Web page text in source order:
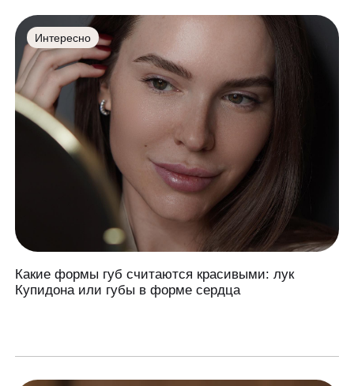
Интересно
Какие формы губ считаются красивыми: лук
Купидона или губы в форме сердца